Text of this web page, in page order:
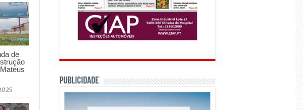
de
PUBLICIDADE